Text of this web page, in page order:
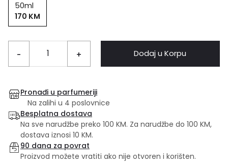
50ml
170 KM
- + Dodaj u Korpu
Pronađi u parfumeriji
Na zalihi u 4 poslovnice
Besplatna dostava
Na sve narudžbe preko 100 KM. Za narudžbe do 100 KM,
dostava iznosi 10 KM.
90 dana za povrat
Proizvod možete vratiti ako nije otvoren i korišten.